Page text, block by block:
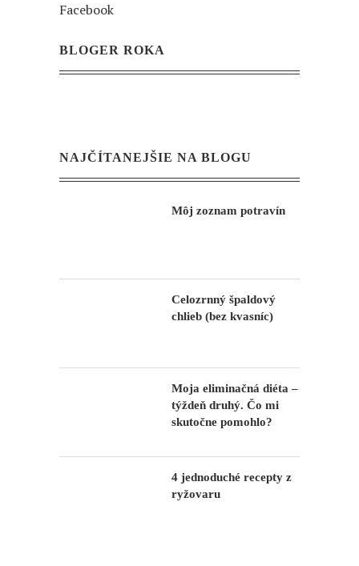
Facebook
BLOGER ROKA
NAJČÍTANEJŠIE NA BLOGU
Môj zoznam potravín
Celozrnný špaldový
chlieb (bez kvasníc)
Moja eliminačná diéta –
týždeň druhý. Čo mi
skutočne pomohlo?
4 jednoduché recepty z
ryžovaru